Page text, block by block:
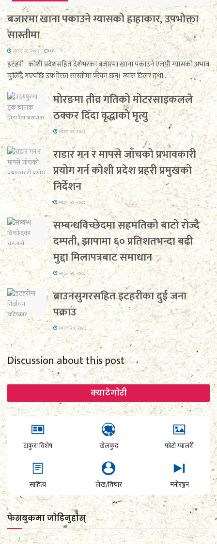
बजारमा खाना पकाउने ग्यासको हाहाकार, उपभोक्ता
सास्तीमा
साउन २१, २०८३ 0
इटहरी : कोशी प्रदेशसहित देशैभरका बजारमा खाना पकाउने एलपी ग्यासको अभाव
चुलिँदै गएपछि उपभोक्ता सास्तीमा परेका छन्। ग्यास डिलर तथा...
मोरङमा तीव्र गतिको मोटरसाइकलले
ठक्कर दिँदा वृद्धाको मृत्यु
साउन २१, २०८३
राडार गन र मापसे जाँचको प्रभावकारी
प्रयोग गर्न कोशी प्रदेश प्रहरी प्रमुखको
निर्देशन
साउन २१, २०८३
सम्बन्धविच्छेदमा सहमतिको बाटो रोज्दै
दम्पती, झापामा ६० प्रतिशतभन्दा बढी
मुद्दा मिलापत्रबाट समाधान
साउन २१, २०८३
ब्राउनसुगरसहित इटहरीका दुई जना
पक्राउ
साउन २०, २०८३
Discussion about this post
क्याटेगाेरी
टाकुरा विशेष खेलकुद फोटो ग्यालरी
साहित्य लेख/विचार मनोरञ्जन
फेसबुकमा जाेडिनुहाेस्